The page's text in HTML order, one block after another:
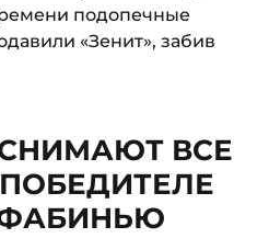
подопечные
«Зенит», забив
ВСЕ